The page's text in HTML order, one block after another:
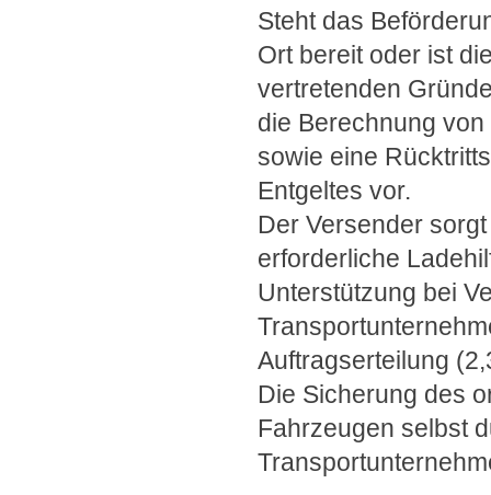
Steht das
Ort bereit oder ist
vertretenden
die Berechnung
sowie eine
Entgeltes vor.
Der Versender
erforderliche
Unterstützung bei
Auftragserteilung
Die Sicherung des
Fahrzeugen selbst